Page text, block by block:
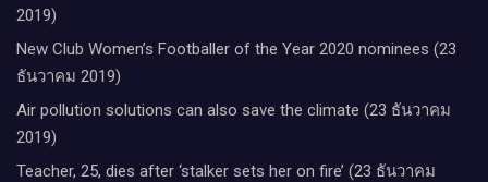
2019)
New Club Women’s Footballer of the Year 2020 nominees (23
ธันวาคม 2019)
Air pollution solutions can also save the climate (23 ธันวาคม
2019)
Teacher, 25, dies after ‘stalker sets her on fire’ (23 ธันวาคม